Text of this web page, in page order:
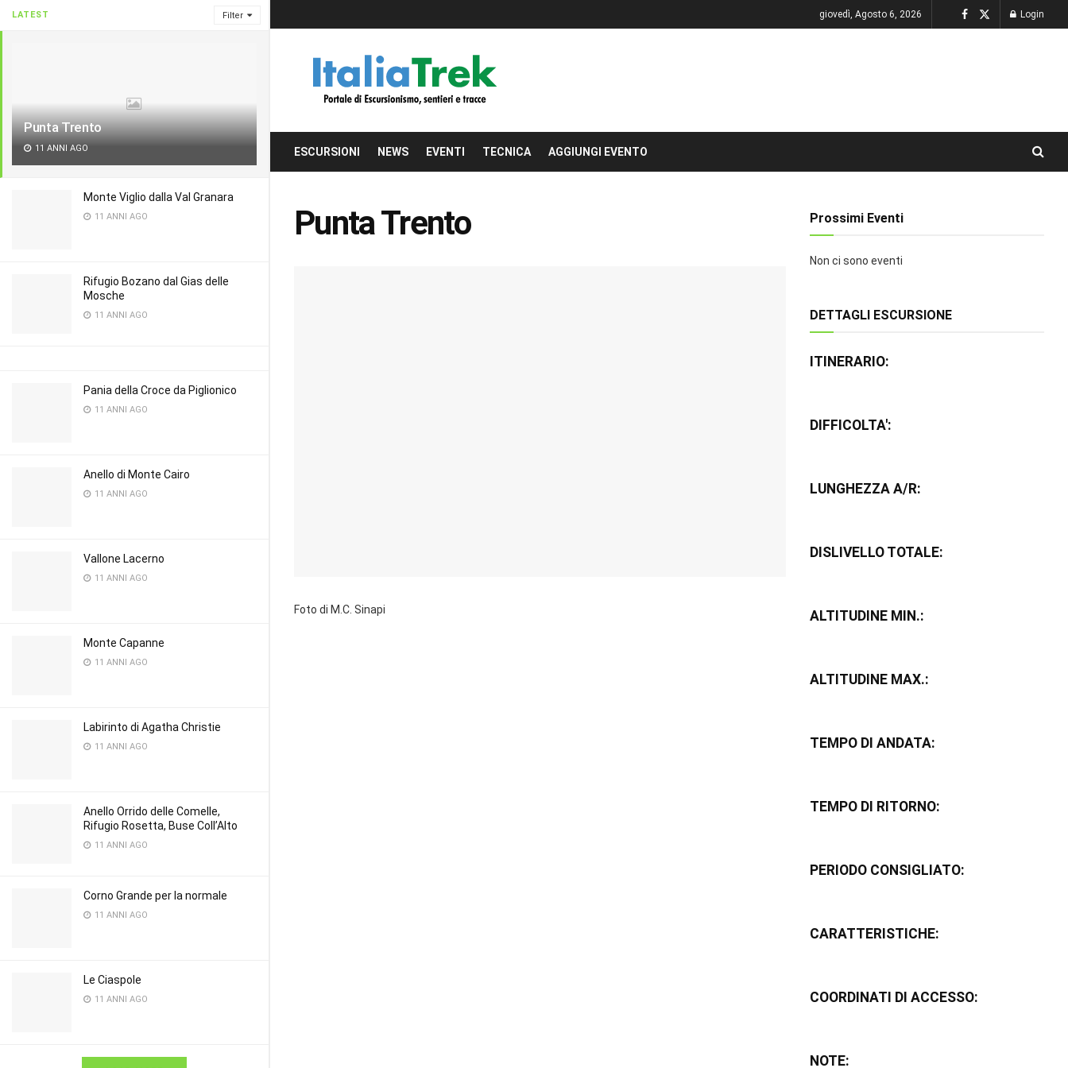
LATEST Filter
Punta Trento
11 ANNI AGO
Monte Viglio dalla Val Granara
11 ANNI AGO
Rifugio Bozano dal Gias delle
Mosche
11 ANNI AGO
Pania della Croce da Piglionico
11 ANNI AGO
Anello di Monte Cairo
11 ANNI AGO
Vallone Lacerno
11 ANNI AGO
Monte Capanne
11 ANNI AGO
Labirinto di Agatha Christie
11 ANNI AGO
Anello Orrido delle Comelle,
Rifugio Rosetta, Buse Coll’Alto
11 ANNI AGO
Corno Grande per la normale
11 ANNI AGO
Le Ciaspole
11 ANNI AGO
giovedì, Agosto 6, 2026 Login
ESCURSIONI NEWS EVENTI TECNICA AGGIUNGI EVENTO
Punta Trento
Foto di M.C. Sinapi
Prossimi Eventi
Non ci sono eventi
DETTAGLI ESCURSIONE
ITINERARIO:
DIFFICOLTA':
LUNGHEZZA A/R:
DISLIVELLO TOTALE:
ALTITUDINE MIN.:
ALTITUDINE MAX.:
TEMPO DI ANDATA:
TEMPO DI RITORNO:
PERIODO CONSIGLIATO:
CARATTERISTICHE:
COORDINATI DI ACCESSO:
NOTE: